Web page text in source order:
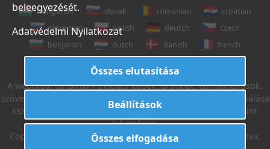
hungarian slovak romanian
croatian
slovenian
polish deutch
czech
bulgarian
dutch danish
french
A weboldal tartalma – például képek, grafikák, termékleírások,
szövegek, stb. – Leveleki Miklós E.V. tulajdona, azok felhasználása
csak az Általános Szerződési Feltételek 18. sz. pontja szerint
lehetséges.
Copyright © 2022. Leveleki Miklós E.V. Minden jog fenntartva.
beleegyezését.
Adatvédelmi Nyilatkozat
Összes elutasítása
Beállítások
Összes elfogadása